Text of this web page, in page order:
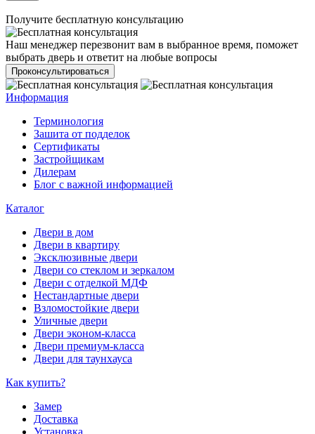
Получите бесплатную консультацию
Наш менеджер перезвонит вам в выбранное время, поможет
выбрать дверь и ответит на любые вопросы
Проконсультироваться
Информация
Терминология
Зашита от подделок
Сертификаты
Застройщикам
Дилерам
Блог с важной информацией
Каталог
Двери в дом
Двери в квартиру
Эксклюзивные двери
Двери со стеклом и зеркалом
Двери с отделкой МДФ
Нестандартные двери
Взломостойкие двери
Уличные двери
Двери эконом-класса
Двери премиум-класса
Двери для таунхауса
Как купить?
Замер
Доставка
Установка